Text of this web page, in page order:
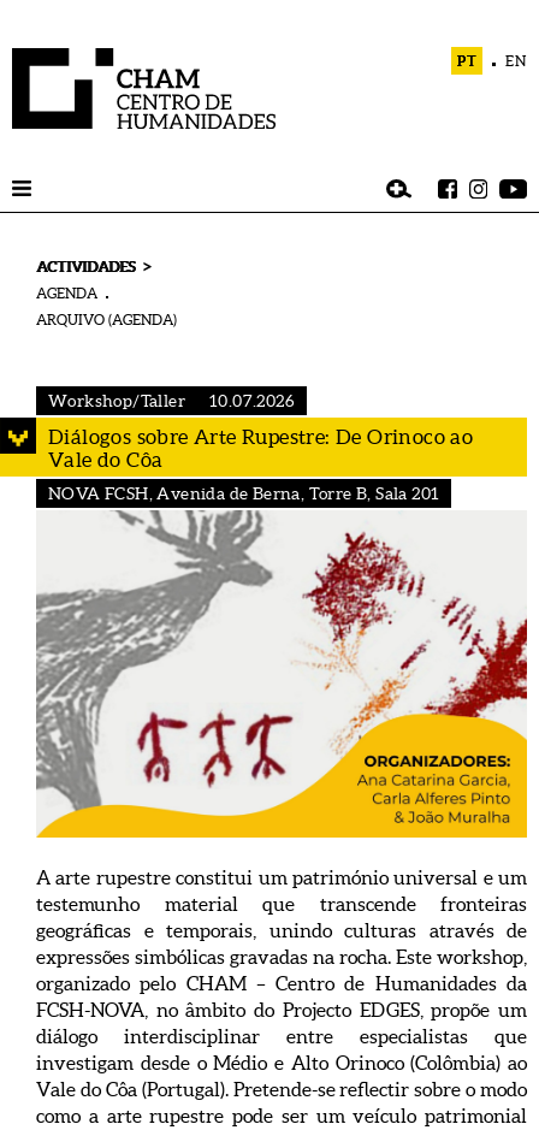
PT EN
ACTIVIDADES >
AGENDA
ARQUIVO (AGENDA)
Workshop/Taller 10.07.2026
Diálogos sobre Arte Rupestre: De Orinoco ao
Vale do Côa
NOVA FCSH, Avenida de Berna, Torre B, Sala 201
A arte rupestre constitui um património universal e um
testemunho material que transcende fronteiras
geográficas e temporais, unindo culturas através de
expressões simbólicas gravadas na rocha. Este workshop,
organizado pelo CHAM – Centro de Humanidades da
FCSH-NOVA, no âmbito do Projecto EDGES, propõe um
diálogo interdisciplinar entre especialistas que
investigam desde o Médio e Alto Orinoco (Colômbia) ao
Vale do Côa (Portugal). Pretende-se reflectir sobre o modo
como a arte rupestre pode ser um veículo patrimonial